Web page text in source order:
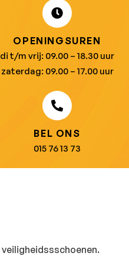
OPENINGSUREN
di t/m vrij: 09.00 – 18.30 uur
zaterdag: 09.00 – 17.00 uur
BEL ONS
015 76 13 73